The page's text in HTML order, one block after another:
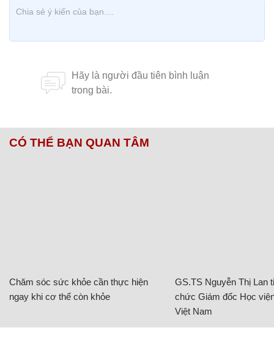
CÓ THỂ BẠN QUAN TÂM
Chăm sóc sức khỏe cần thực hiện
ngay khi cơ thể còn khỏe
GS.TS Nguyễn Thị Lan
chức Giám đốc Học
Việt Nam